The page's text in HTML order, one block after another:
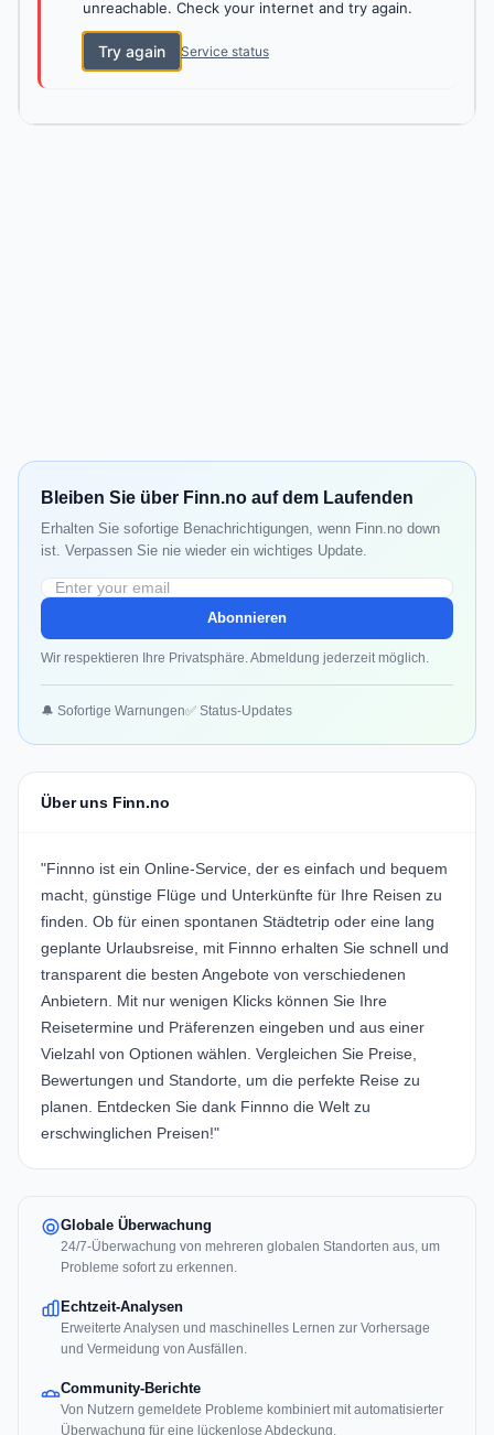
unreachable. Check your internet and try again.
Try again Service status
Bleiben Sie über Finn.no auf dem Laufenden
Erhalten Sie sofortige Benachrichtigungen, wenn Finn.no down
ist. Verpassen Sie nie wieder ein wichtiges Update.
Abonnieren
Wir respektieren Ihre Privatsphäre. Abmeldung jederzeit möglich.
🔔 Sofortige Warnungen✅ Status-Updates
Über uns Finn.no
"Finnno ist ein Online-Service, der es einfach und bequem
macht, günstige Flüge und Unterkünfte für Ihre Reisen zu
finden. Ob für einen spontanen Städtetrip oder eine lang
geplante Urlaubsreise, mit Finnno erhalten Sie schnell und
transparent die besten Angebote von verschiedenen
Anbietern. Mit nur wenigen Klicks können Sie Ihre
Reisetermine und Präferenzen eingeben und aus einer
Vielzahl von Optionen wählen. Vergleichen Sie Preise,
Bewertungen und Standorte, um die perfekte Reise zu
planen. Entdecken Sie dank Finnno die Welt zu
erschwinglichen Preisen!"
Globale Überwachung
24/7-Überwachung von mehreren globalen Standorten aus, um
Probleme sofort zu erkennen.
Echtzeit-Analysen
Erweiterte Analysen und maschinelles Lernen zur Vorhersage
und Vermeidung von Ausfällen.
Community-Berichte
Von Nutzern gemeldete Probleme kombiniert mit automatisierter
Überwachung für eine lückenlose Abdeckung.